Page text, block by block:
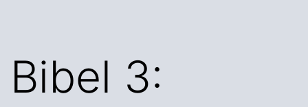
Bibel 3: